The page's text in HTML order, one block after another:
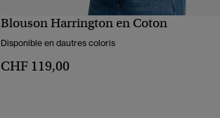
APERÇU RAPIDE
Blouson Harrington en Coton
Disponible en dautres coloris
CHF 119,00